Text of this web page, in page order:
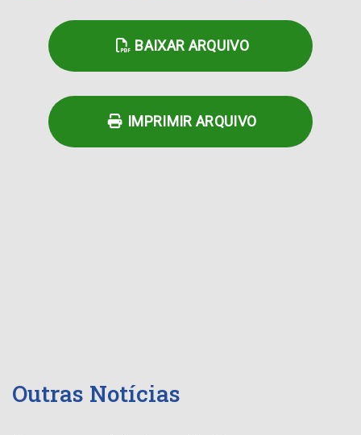
BAIXAR ARQUIVO
IMPRIMIR ARQUIVO
Outras Notícias